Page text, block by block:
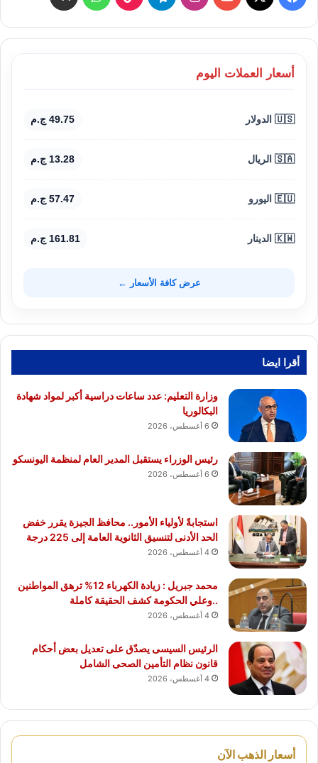
أسعار العملات اليوم
🇺🇸 الدولار 49.75 ج.م
🇸🇦 الريال 13.28 ج.م
🇪🇺 اليورو 57.47 ج.م
🇰🇼 الدينار 161.81 ج.م
عرض كافة الأسعار ←
أقرا ايضا
وزارة التعليم: عدد ساعات دراسية أكبر لمواد شهادة
البكالوريا
6 أغسطس، 2026
رئيس الوزراء يستقبل المدير العام لمنظمة اليونسكو
6 أغسطس، 2026
استجابةً لأولياء الأمور.. محافظ الجيزة يقرر خفض
الحد الأدنى لتنسيق الثانوية العامة إلى 225 درجة
4 أغسطس، 2026
محمد جبريل : زيادة الكهرباء 12% ترهق المواطنين
..وعلي الحكومة كشف الحقيقة كاملة
4 أغسطس، 2026
الرئيس السيسى يصدّق على تعديل بعض أحكام
قانون نظام التأمين الصحى الشامل
4 أغسطس، 2026
أسعار الذهب الآن